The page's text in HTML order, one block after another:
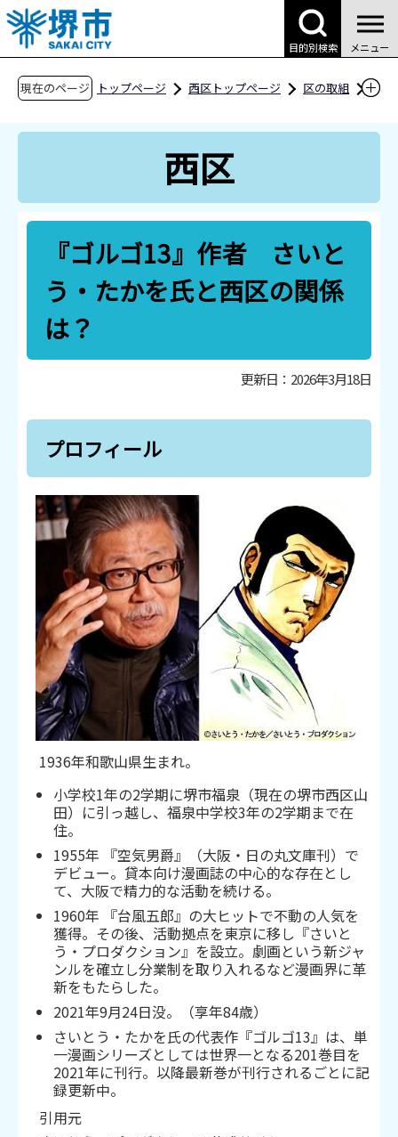
こ
の
ペ
目的別検索 メニュー
現在のページ トップページ 西区トップページ
区の取組
西区
『ゴルゴ13』作者 さいと
う・たかを氏と西区の関係
は？
更新日：2026年3月18日
プロフィール
1936年和歌山県生まれ。
小学校1年の2学期に堺市福泉（現在の堺市西区山
田）に引っ越し、福泉中学校3年の2学期まで在
住。
1955年 『空気男爵』（大阪・日の丸文庫刊）で
デビュー。貸本向け漫画誌の中心的な存在とし
て、大阪で精力的な活動を続ける。
1960年 『台風五郎』の大ヒットで不動の人気を
獲得。その後、活動拠点を東京に移し『さいと
う・プロダクション』を設立。劇画という新ジャ
ンルを確立し分業制を取り入れるなど漫画界に革
新をもたらした。
2021年9月24日没。（享年84歳）
さいとう‧たかを⽒の代表作『ゴルゴ13』は、単
⼀漫画シリーズとしては世界⼀となる201巻目を
2021年に刊行。以降最新巻が刊行されるごとに記
録更新中。
引用元